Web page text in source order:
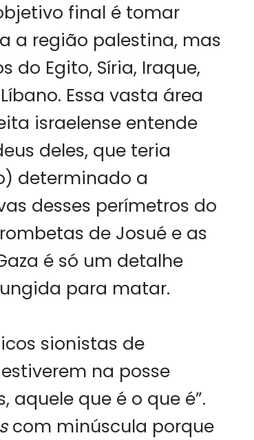
final é tomar
a região palestina, mas
do Egito, Síria, Iraque,
Essa vasta área
israelense entende
deles, que teria
determinado a
desses perímetros do
de Josué e as
é só um detalhe
para matar.
sionistas de
na posse
aquele que é o que é”.
com minúscula porque